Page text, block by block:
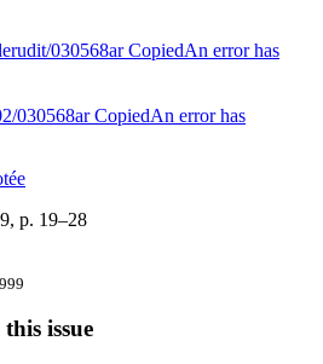
030568arCopiedAn error has
030568arCopiedAn error has
, p. 19–28
issue